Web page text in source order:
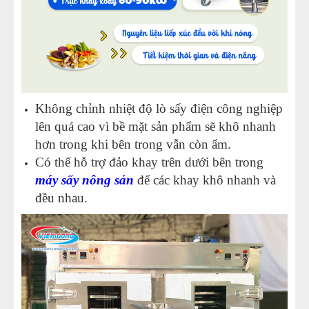
Không chỉnh nhiệt độ lò sấy điện công nghiệp
lên quá cao vì bề mặt sản phẩm sẽ khô nhanh
hơn trong khi bên trong vẫn còn ẩm.
Có thể hỗ trợ đảo khay trên dưới bên trong
máy sấy nông sản để các khay khô nhanh và
đều nhau.